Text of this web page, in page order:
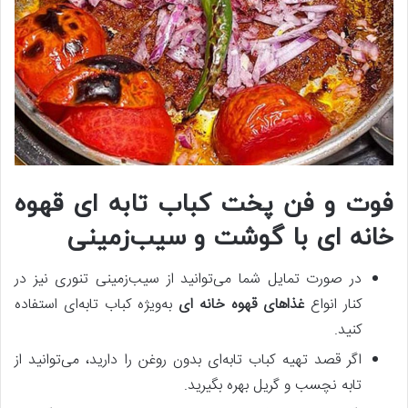
فوت‌ و فن پخت کباب تابه‌ ای قهوه‌
خانه‌ ای با گوشت و سیب‌زمینی
در صورت تمایل شما می‌توانید از سیب‌زمینی تنوری نیز در
کنار انواعغذاهای قهوه خانه ای به‌ویژه کباب تابه‌ای استفاده
کنید.
اگر قصد تهیه کباب تابه‌ای بدون روغن را دارید، می‌توانید از
تابه نچسب و گریل بهره بگیرید.